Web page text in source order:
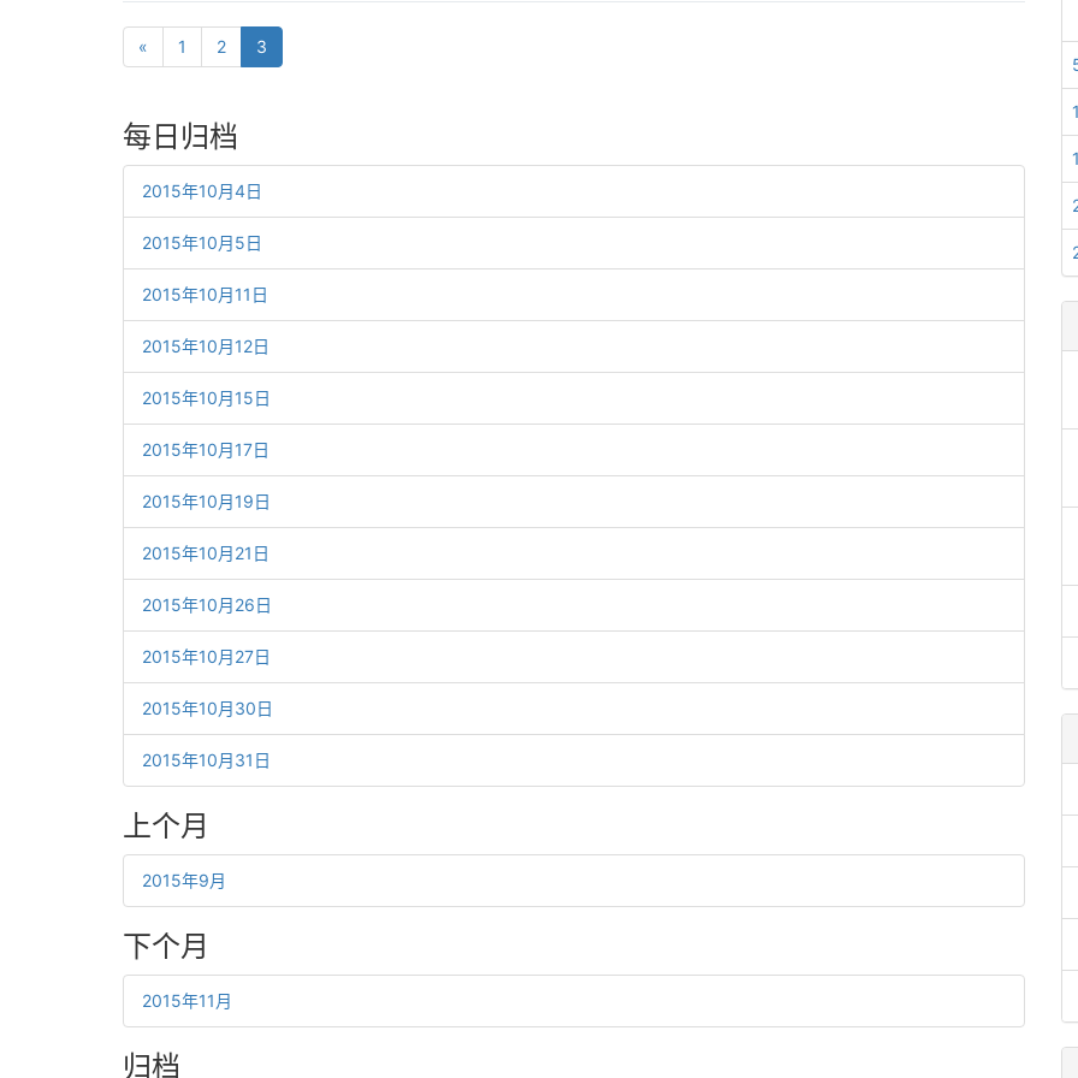
« 1 2 3
每日归档
2015年10月4日
2015年10月5日
2015年10月11日
2015年10月12日
2015年10月15日
2015年10月17日
2015年10月19日
2015年10月21日
2015年10月26日
2015年10月27日
2015年10月30日
2015年10月31日
上个月
2015年9月
下个月
2015年11月
归档